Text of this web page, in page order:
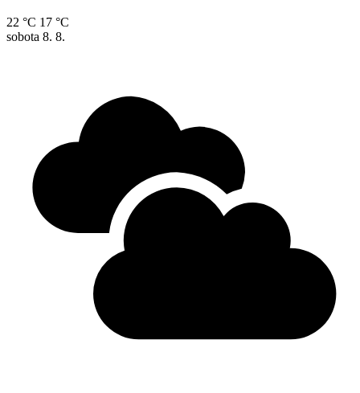
22 °C 17 °C
sobota 8. 8.